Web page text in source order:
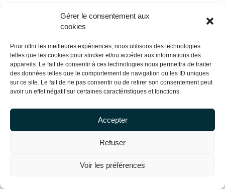
Gérer le consentement aux
cookies
Pour offrir les meilleures expériences, nous utilisons des technologies
telles que les cookies pour stocker et/ou accéder aux informations des
appareils. Le fait de consentir à ces technologies nous permettra de traiter
des données telles que le comportement de navigation ou les ID uniques
sur ce site. Le fait de ne pas consentir ou de retirer son consentement peut
avoir un effet négatif sur certaines caractéristiques et fonctions.
Accepter
Refuser
Voir les préférences
Copyright Centrale Innovation © 2026 |